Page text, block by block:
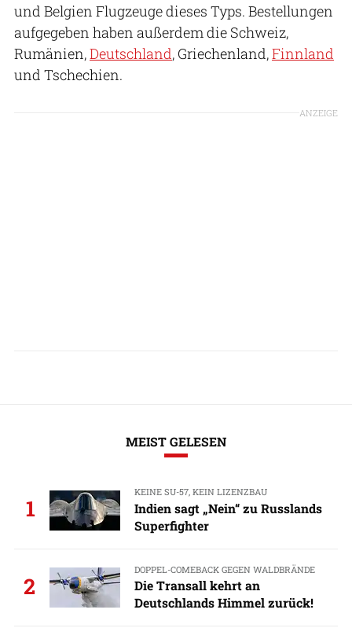
und Belgien Flugzeuge dieses Typs. Bestellungen
aufgegeben haben außerdem die Schweiz,
Rumänien,Deutschland, Griechenland,Finnland
und Tschechien.
ANZEIGE
MEIST GELESEN
1
KEINE SU-57, KEIN LIZENZBAU
Indien sagt „Nein“ zu Russlands
Superfighter
2
DOPPEL-COMEBACK GEGEN WALDBRÄNDE
Die Transall kehrt an
Deutschlands Himmel zurück!